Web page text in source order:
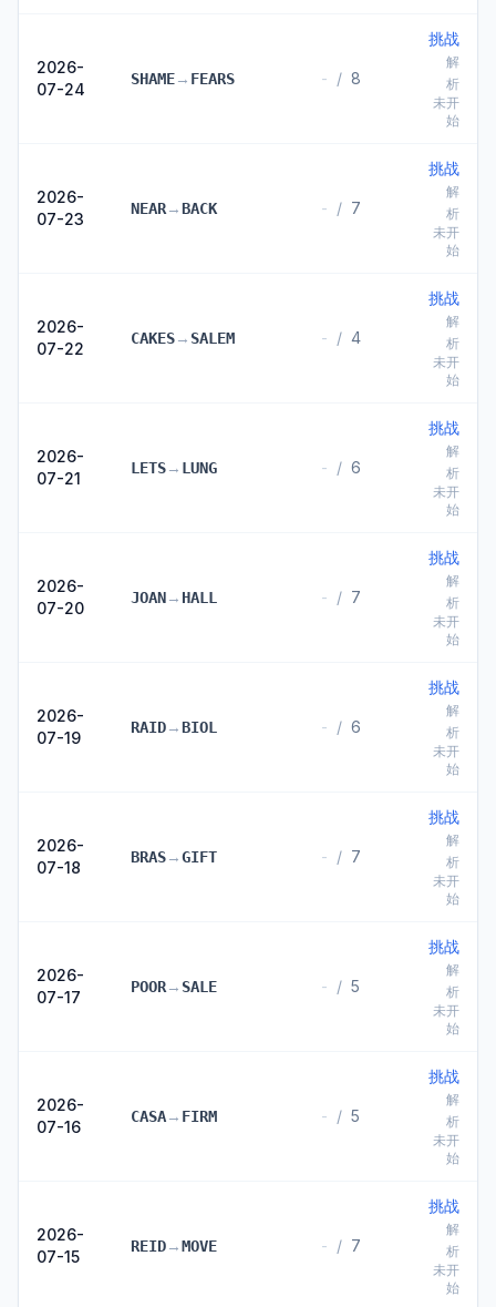
2026-
07-24
SHAME→ FEARS - / 8
挑战
解
析
未开
始
2026-
07-23
NEAR→BACK - / 7
挑战
解
析
未开
始
2026-
07-22
CAKES→ SALEM - / 4
挑战
解
析
未开
始
2026-
07-21
LETS→ LUNG - / 6
挑战
解
析
未开
始
2026-
07-20
JOAN→ HALL - / 7
挑战
解
析
未开
始
2026-
07-19
RAID→BIOL - / 6
挑战
解
析
未开
始
2026-
07-18
BRAS→GIFT - / 7
挑战
解
析
未开
始
2026-
07-17
POOR→ SALE - / 5
挑战
解
析
未开
始
2026-
07-16
CASA→ FIRM - / 5
挑战
解
析
未开
始
2026-
07-15
REID→MOVE - / 7
挑战
解
析
未开
始